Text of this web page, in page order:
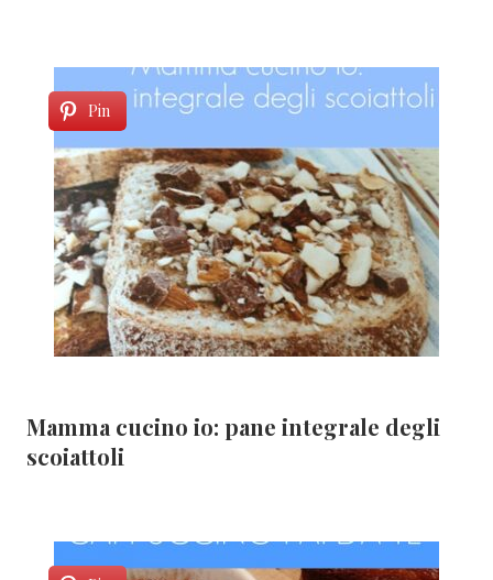
Pin
Mamma cucino io: pane integrale degli
scoiattoli